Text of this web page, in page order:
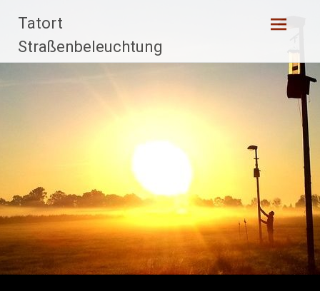
Inhalt
springen
Tatort
Straßenbeleuchtung